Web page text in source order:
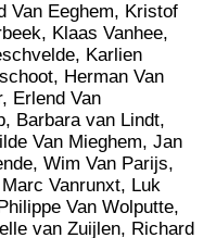
Van Eeghem, Kristof
Klaas Vanhee,
Karlien
Herman Van
Erlend Van
Barbara van Lindt,
Van Mieghem, Jan
Wim Van Parijs,
Vanrunxt, Luk
Van Wolputte,
van Zuijlen, Richard